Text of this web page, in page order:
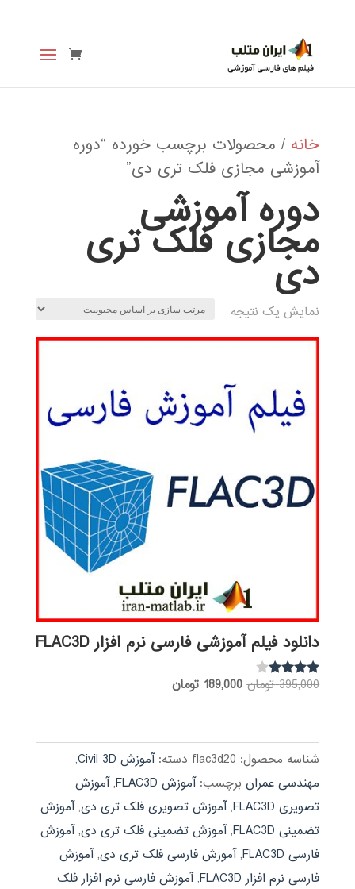
خانه / محصولات برچسب خورده “دوره
آموزشی مجازی فلک تری دی”
دوره آموزشی
مجازی فلک تری
دی
نمایش یک نتیجه
دانلود فیلم آموزشی فارسی نرم افزار FLAC3D
نمره
395,000 تومان قیمت
بود.
189,000 تومانقیمت
شناسه محصول: flac3d20 دسته:آموزش Civil 3D
,
مهندسی عمران برچسب:آموزش FLAC3D ,آموزش
تصویری FLAC3D
,آموزش تصویری فلک تری دی,آموزش
تضمینی FLAC3D
,آموزش تضمینی فلک تری دی,آموزش
فارسی FLAC3D
,آموزش فارسی فلک تری دی,آموزش
فارسی نرم افزار FLAC3D
,آموزش فارسی نرم افزار فلک